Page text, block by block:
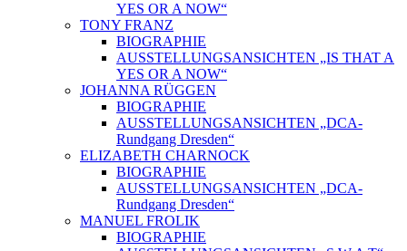
YES OR A NOW“
TONY FRANZ
BIOGRAPHIE
AUSSTELLUNGSANSICHTEN „IS THAT A
YES OR A NOW“
JOHANNA RÜGGEN
BIOGRAPHIE
AUSSTELLUNGSANSICHTEN „DCA-
Rundgang Dresden“
ELIZABETH CHARNOCK
BIOGRAPHIE
AUSSTELLUNGSANSICHTEN „DCA-
Rundgang Dresden“
MANUEL FROLIK
BIOGRAPHIE